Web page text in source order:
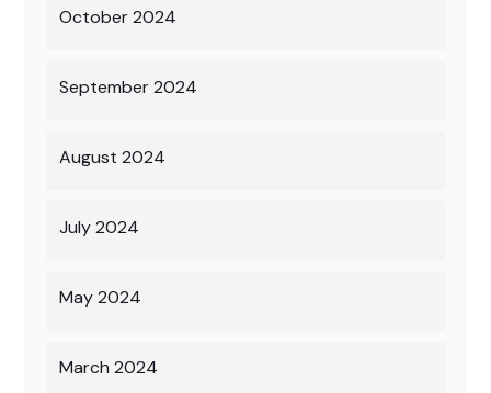
October 2024
September 2024
August 2024
July 2024
May 2024
March 2024